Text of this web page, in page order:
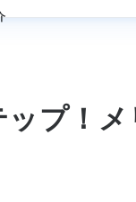
ップ！